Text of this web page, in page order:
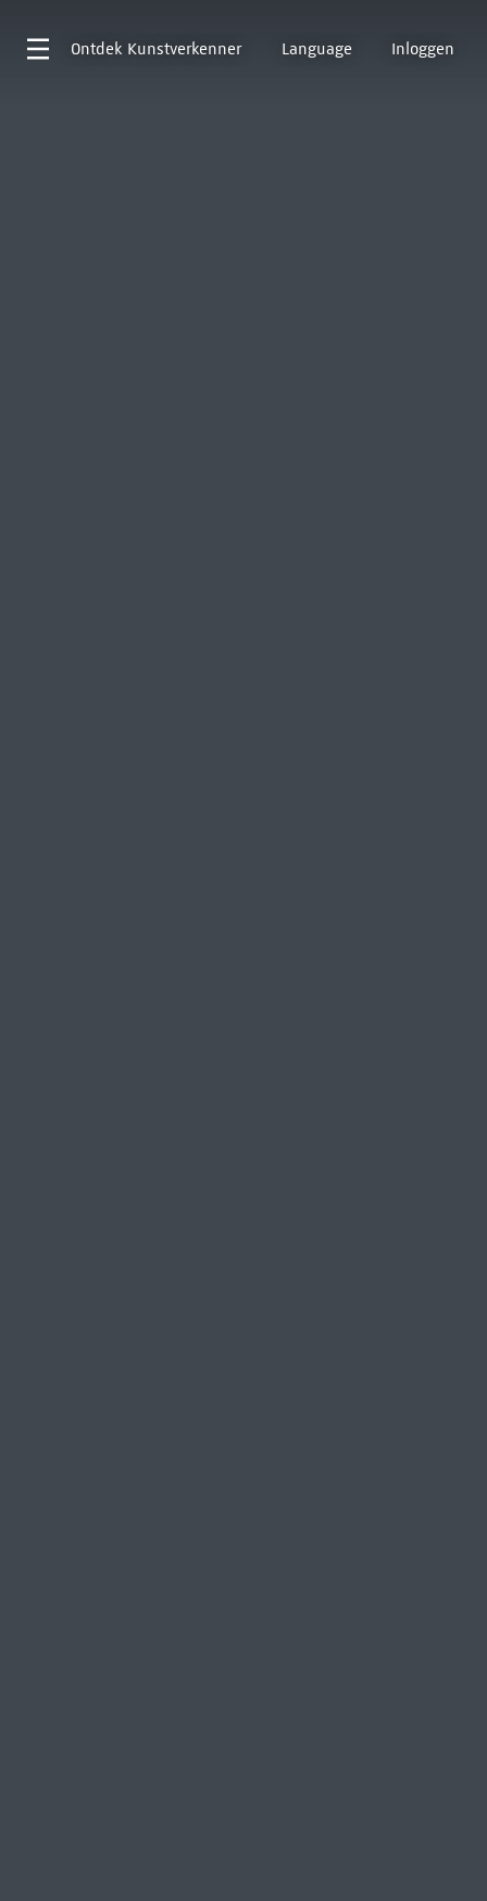
Ontdek Kunstverkenner Language Inloggen